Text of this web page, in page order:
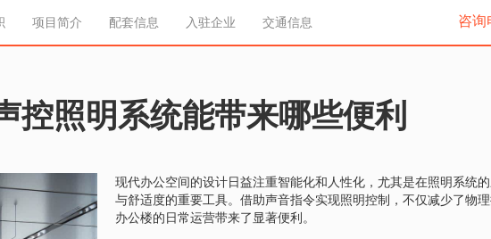
项目简介 配套信息 入驻企业 交通信息 咨询
控照明系统能带来哪些便利
现代办公空间的设计日益注重智能化和人性化，尤其是在照明系统
与舒适度的重要工具。借助声音指令实现照明控制，不仅减少了物
办公楼的日常运营带来了显著便利。